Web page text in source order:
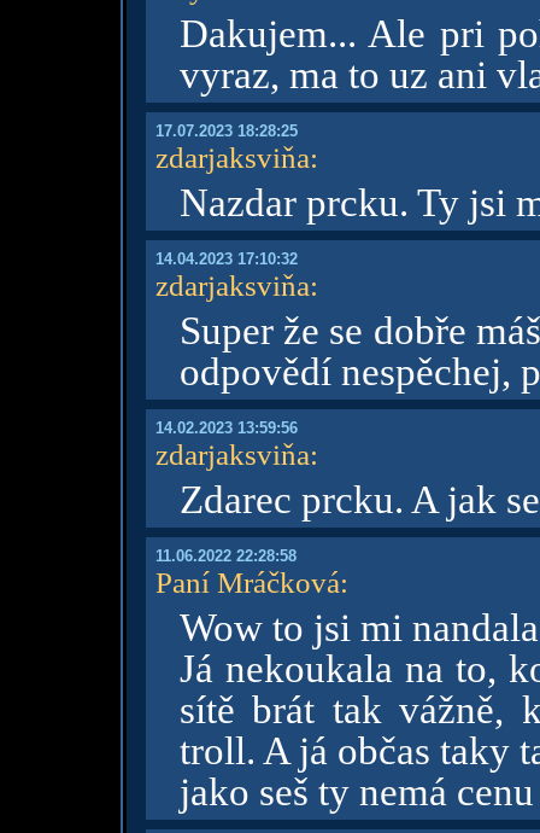
Dakujem... Ale pri
vyraz, ma to uz ani
17.07.2023 18:28:25
zdarjaksviňa:
Nazdar prcku. Ty jsi
14.04.2023 17:10:32
zdarjaksviňa:
Super že se dobře
odpovědí nespěchej,
14.02.2023 13:59:56
zdarjaksviňa:
Zdarec prcku. A jak
11.06.2022 22:28:58
Paní Mráčková:
Wow to jsi mi
Já nekoukala na to,
sítě brát tak vážně,
troll. A já občas taky
jako seš ty nemá